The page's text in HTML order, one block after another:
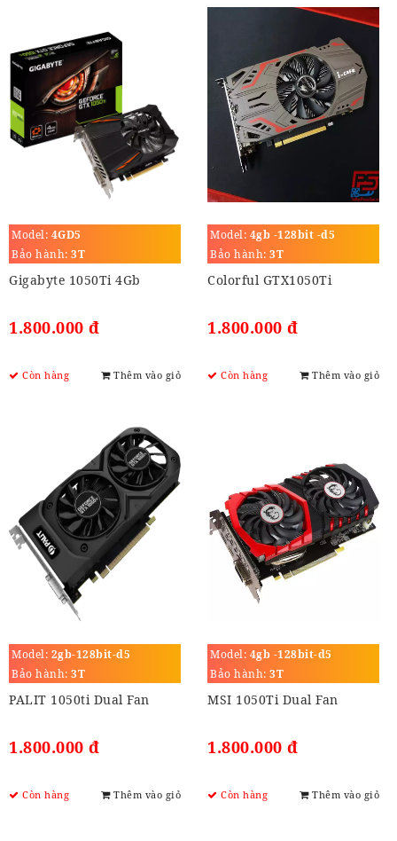
Model: 4GD5
Bảo hành: 3T
Gigabyte 1050Ti 4Gb
1.800.000 đ
Còn hàng Thêm vào giỏ
Model: 4gb -128bit -d5
Bảo hành: 3T
Colorful GTX1050Ti
1.800.000 đ
Còn hàng Thêm vào giỏ
Model: 2gb-128bit-d5
Bảo hành: 3T
PALIT 1050ti Dual Fan
1.800.000 đ
Còn hàng Thêm vào giỏ
Model: 4gb -128bit-d5
Bảo hành: 3T
MSI 1050Ti Dual Fan
1.800.000 đ
Còn hàng Thêm vào giỏ